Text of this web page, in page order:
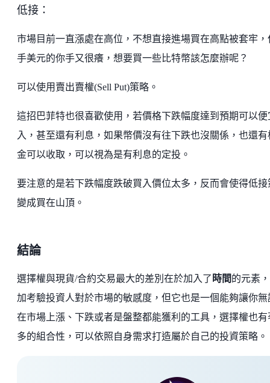
低接：
市場目前一直漲處在高位，不想直接進場買在高點被套牢，
手美元的你手又很癢，想要買一些比特幣該怎麼辦呢？
可以使用賣出賣權(Sell Put)策略。
這招巴菲特也很喜歡使用，若價格下跌幅度達到預期可以便
入，甚至還有利息，如果幣價沒有往下跌也沒關係，也還有
金可以收取，可以視為是有利息的定投。
要注意的是若下跌幅度跌破買入價位太多，反而會使得低接
變成買在山頂。
結論
選擇權與現貨/合約交易最大的差別在於加入了 時間的元素
加考驗投資人對於市場的敏感度，但它也是一個能夠讓你無
在市場上漲、下跌或者是盤整都能獲利的工具，選擇權也有
多的組合性，可以依照自身需求打造屬於自己的投資策略。